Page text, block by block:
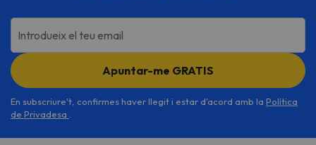
Introdueix el teu email
Apuntar-me GRATIS
En subscriure't, confirmes haver llegit i estar d'acord amb la Política
de Privadesa